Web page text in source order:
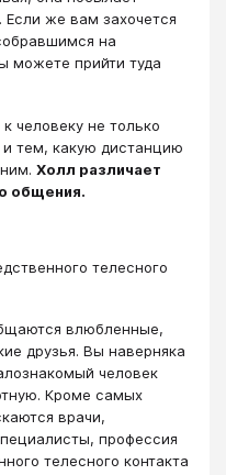
же вам захочется
на
можете прийти туда
человеку не только
тем, какую дистанцию
Холл различает
общения.
телесного
влюбленные,
друзья. Вы наверняка
человек
Кроме самых
врачи,
профессия
телесного контакта